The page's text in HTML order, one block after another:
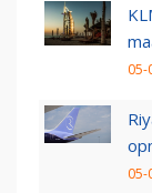
05-
05-